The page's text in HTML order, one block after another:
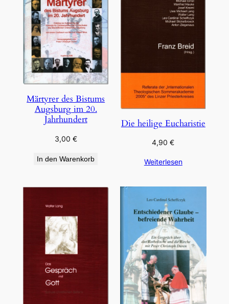
Märtyrer des Bistums
Augsburg im 20.
Jahrhundert
3,00 €
In den Warenkorb
Die heilige Eucharistie
4,90€
Weiterlesen